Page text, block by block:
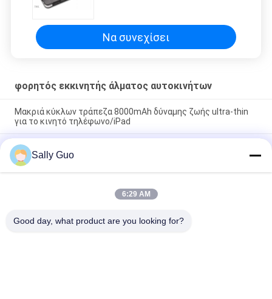
Να συνεχίσει
φορητός εκκινητής άλματος αυτοκινήτων
Μακριά κύκλων τράπεζα 8000mAh δύναμης ζωής ultra-thin
για το κινητό τηλέφωνο/iPad
Μίνι τράπεζα δύναμης μπαταριών τύπων 12v 29.6Wh
εξωτερική, τράπεζα δύναμης λειτουργίας αλτών
αυτοκινήτων
Η γρήγορη μπαταρία λίθιου φόρτισης 3600mah ενεργοποίησε
το Prismatic κύτταρο εκκινητών 12V Lifepo4 άλματος
Sally Guo
6:29 AM
Good day, what product are you looking for?